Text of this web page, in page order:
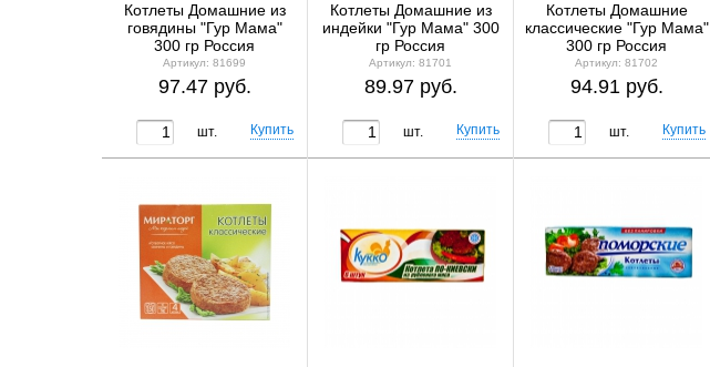
Котлеты Домашние из
говядины "Гур Мама"
300 гр Россия
Артикул: 81699
97.47 руб.
шт.
Котлеты Домашние из
индейки "Гур Мама" 300
гр Россия
Артикул: 81701
89.97 руб.
шт.
Котлеты Домашние
классические "Гур Мама"
300 гр Россия
Артикул: 81702
94.91 руб.
шт.